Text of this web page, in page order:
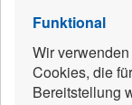
Funktional
Wir
Cookies, die
Bereitstellung